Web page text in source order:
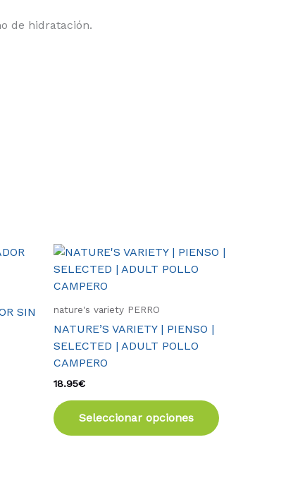
de hidratación.
SIN
nature's variety PERRO
NATURE’S VARIETY | PIENSO |
SELECTED | ADULT POLLO
CAMPERO
18.95€
Seleccionar opciones
Este
en